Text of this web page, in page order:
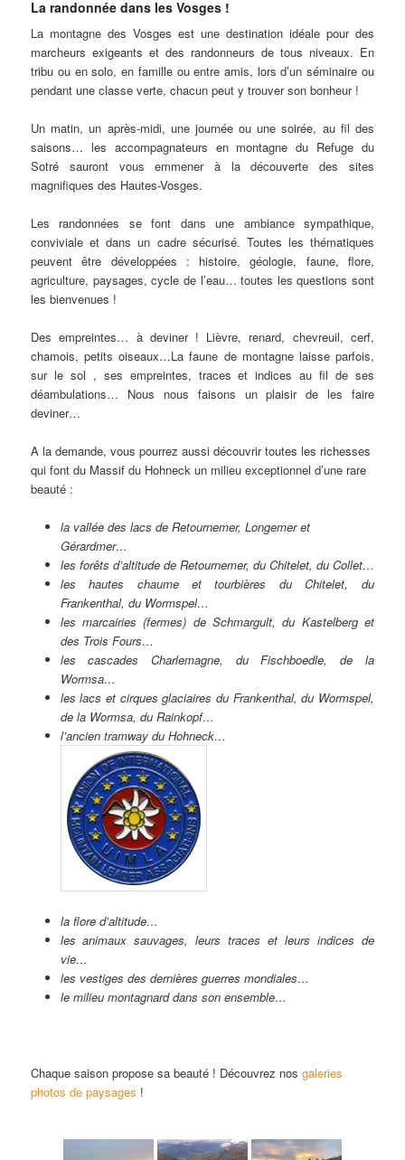
La randonnée dans les Vosges !
La montagne des Vosges est une destination idéale pour des
marcheurs exigeants et des randonneurs de tous niveaux. En
tribu ou en solo, en famille ou entre amis, lors d’un séminaire ou
pendant une classe verte, chacun peut y trouver son bonheur !
Un matin, un après-midi, une journée ou une soirée, au fil des
saisons… les accompagnateurs en montagne du Refuge du
Sotré sauront vous emmener à la découverte des sites
magnifiques des Hautes-Vosges.
Les randonnées se font dans une ambiance sympathique,
conviviale et dans un cadre sécurisé. Toutes les thématiques
peuvent être développées : histoire, géologie, faune, flore,
agriculture, paysages, cycle de l’eau… toutes les questions sont
les bienvenues !
Des empreintes… à deviner ! Lièvre, renard, chevreuil, cerf,
chamois, petits oiseaux…La faune de montagne laisse parfois,
sur le sol , ses empreintes, traces et indices au fil de ses
déambulations… Nous nous faisons un plaisir de les faire
deviner…
A la demande, vous pourrez aussi découvrir toutes les richesses
qui font du Massif du Hohneck un milieu exceptionnel d’une rare
beauté :
la vallée des lacs de Retournemer, Longemer et
Gérardmer…
les forêts d’altitude de Retournemer, du Chitelet, du Collet…
les hautes chaume et tourbières du Chitelet, du
Frankenthal, du Wormspel…
les marcairies (fermes) de Schmargult, du Kastelberg et
des Trois Fours…
les cascades Charlemagne, du Fischboedle, de la
Wormsa…
les lacs et cirques glaciaires du Frankenthal, du Wormspel,
de la Wormsa, du Rainkopf…
l’ancien tramway du Hohneck…
la flore d’altitude…
les animaux sauvages, leurs traces et leurs indices de
vie…
les vestiges des dernières guerres mondiales…
le milieu montagnard dans son ensemble…
Chaque saison propose sa beauté ! Découvrez nosgaleries
photos de paysages !